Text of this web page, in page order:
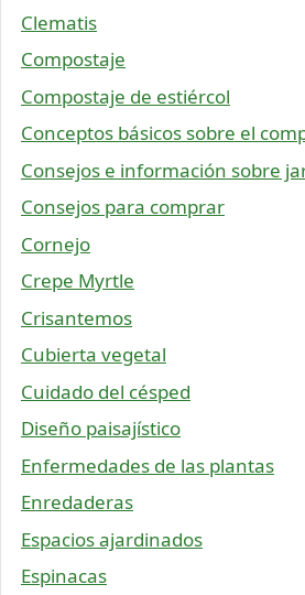
Clematis
Compostaje
Compostaje de estiércol
Conceptos básicos sobre el
Consejos e información sobre
Consejos para comprar
Cornejo
Crepe Myrtle
Crisantemos
Cubierta vegetal
Cuidado del césped
Diseño paisajístico
Enfermedades de las plantas
Enredaderas
Espacios ajardinados
Espinacas